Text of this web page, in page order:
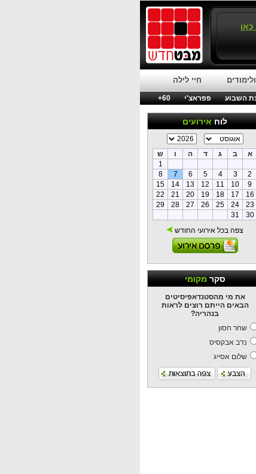
חיי לילה
השבוע פפראצ'י
60+
לוחאירועים
א ב ג ד ה ו
ש
1
2
3
4
5
6
7
8
9
10
11
12
13
14
15
16
17
18
19
20
21
22
23
24
25
26
27
28
29
30
31
צפה בכל אירועי החודש
סקרמקומי
את מי מהסטנדאפיסיטים
הבאים הייתם רוצים לראות
בנהריה?
שחר חסון
נדב אבקסיס
שלום אסייג